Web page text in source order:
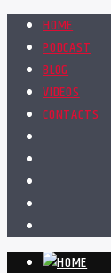
HOME
PODCAST
BLOG
VIDEOS
CONTACTS